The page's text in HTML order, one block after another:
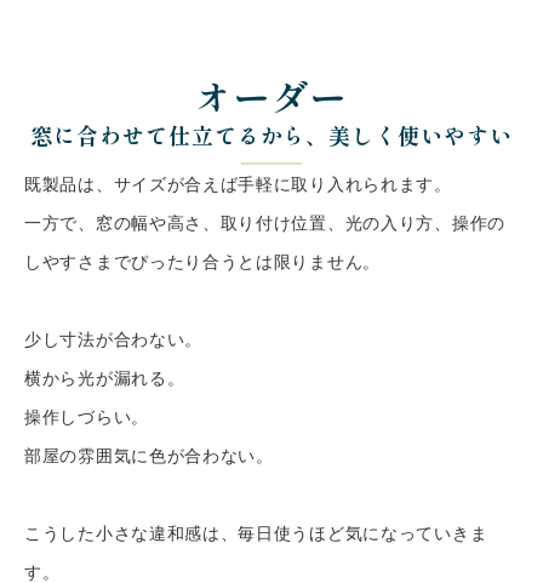
オーダー
窓に合わせて仕立てるから、美しく使いやすい
既製品は、サイズが合えば手軽に取り入れられます。
一方で、窓の幅や高さ、取り付け位置、光の入り方、操作の
しやすさまでぴったり合うとは限りません。
少し寸法が合わない。
横から光が漏れる。
操作しづらい。
部屋の雰囲気に色が合わない。
こうした小さな違和感は、毎日使うほど気になっていきま
す。